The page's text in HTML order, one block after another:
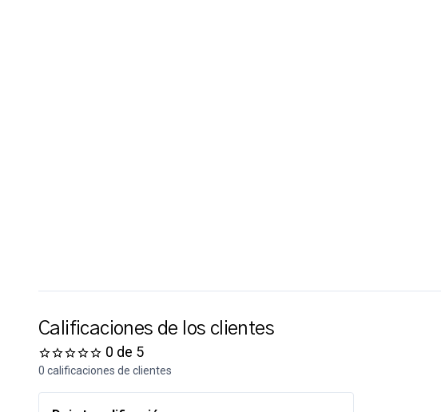
Calificaciones de los clientes
0 de 5
0 calificaciones de clientes